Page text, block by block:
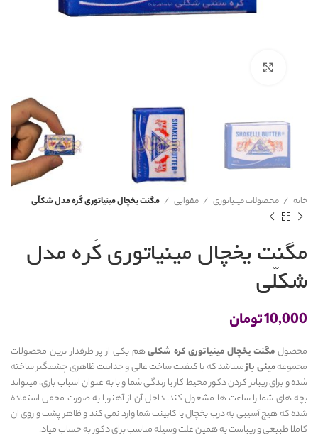
خانه محصولات مینیاتوری مقوایی مگنت یخچال مینیاتوری کَره مدل شکلّی
مگنت یخچال مینیاتوری کَره مدل
شکلّی
10,000تومان
محصولمگنت یخچال مینیاتوری کره شکلیهم یکی از پر طرفدار ترین محصولات
مجموعهمینی بازمیباشد که با کیفیت ساخت عالی و جذابیت ظاهری چشمگیر ساخته
شده و برای زیباتر کردن دکور محیط کار یا زندگی شما و یا به عنوان اسباب بازی، میتواند
بچه های شما را ساعت ها مشغول کند. داخل آن از آهنربا به صورت مخفی استفاده
شده که هیچ آسیبی به درب یخچال یا کابینت شما وارد نمی کند و ظاهر پشت و روی ان
کاملا طبیعی و زیباست به همین علت وسیله مناسب برای دکور به حساب میاد.